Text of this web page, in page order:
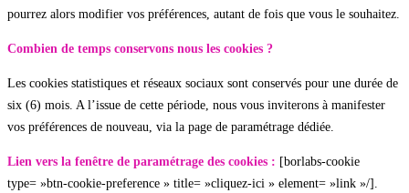
pourrez alors modifier vos préférences, autant de fois que vous le souhaitez.
Combien de temps conservons nous les cookies ?
Les cookies statistiques et réseaux sociaux sont conservés pour une durée de
six (6) mois. A l’issue de cette période, nous vous inviterons à manifester
vos préférences de nouveau, via la page de paramétrage dédiée.
Lien vers la fenêtre de paramétrage des cookies : [borlabs-cookie
type= »btn-cookie-preference » title= »cliquez-ici » element= »link »/].